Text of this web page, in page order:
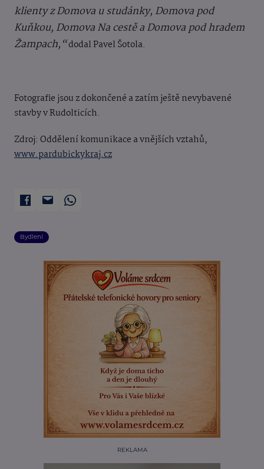
klienty z Domova u studánky, Domova pod
Kuňkou, Domova Na cestě a Domova pod hradem
Žampach,“dodal Pavel Šotola.
Fotografie jsou z dokončené a zatím ještě nevybavené
stavby v Rudolticích.
Zdroj: Oddělení komunikace a vnějších vztahů,
www.pardubickykraj.cz
Bydlení
REKLAMA